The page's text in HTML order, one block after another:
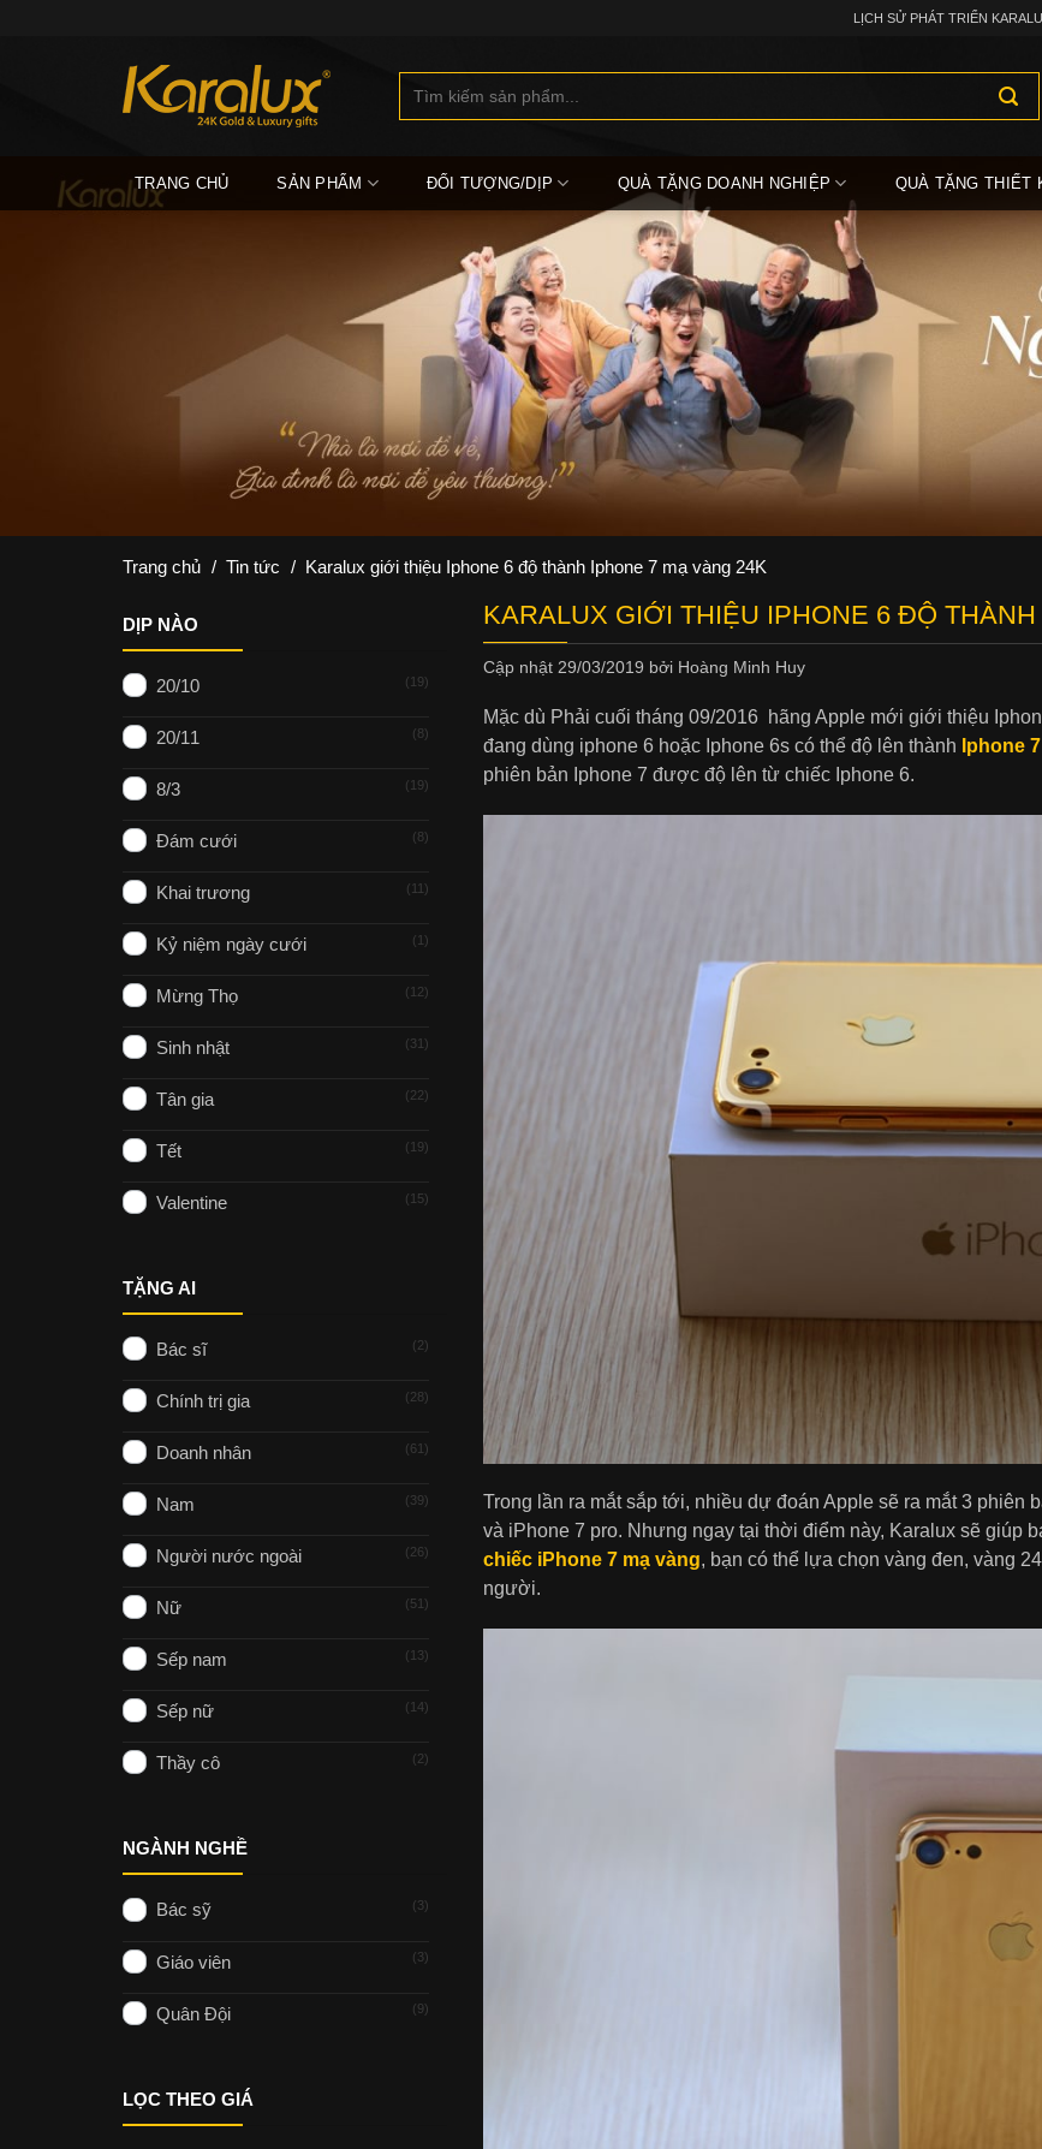
LỊCH SỬ PHÁT TRIỂN
kiếm:
TRANG CHỦ SẢN PHẨM ĐỐI TƯỢNG/DỊP QUÀ TẶNG DOANH NGHIỆP QUÀ TẶNG THIẾT
Trang chủ / Tin tức / Karalux giới thiệu Iphone 6 độ thành Iphone 7 mạ vàng 24K
DỊP NÀO
20/10 19
20/11 8
8/3 19
Đám cưới 8
Khai trương 11
Kỷ niệm ngày cưới 1
Mừng Thọ 12
Sinh nhật 31
Tân gia 22
Tết 19
Valentine 15
TẶNG AI
Bác sĩ 2
Chính trị gia 28
Doanh nhân 61
Nam 39
Người nước ngoài 26
Nữ 51
Sếp nam 13
Sếp nữ 14
Thầy cô 2
NGÀNH NGHỀ
Bác sỹ 3
Giáo viên 3
Quân Đội 9
LỌC THEO GIÁ
KARALUX GIỚI THIỆU IPHONE 6 ĐỘ
Cập nhật 29/03/2019 bởi Hoàng Minh Huy
Mặc dù Phải cuối tháng 09/2016 hãng Apple mới giới thiệu
đang dùng iphone 6 hoặc Iphone 6s có thể độ lên thành Iphone
phiên bản Iphone 7 được độ lên từ chiếc Iphone 6.
Trong lần ra mắt sắp tới, nhiều dự đoán Apple sẽ ra mắt 3
và iPhone 7 pro. Nhưng ngay tại thời điểm này, Karalux sẽ giúp
chiếc iPhone 7 mạ vàng, bạn có thể lựa chọn vàng đen, vàng
người.